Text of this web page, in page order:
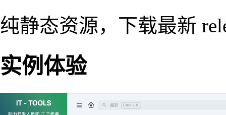
纯静态资源，下载最新
实例体验